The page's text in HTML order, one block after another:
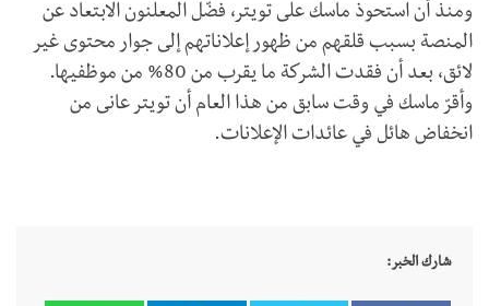
ومنذ أن استحوذ ماسك على تويتر، فضّل المعلنون الابتعاد عن
المنصة بسبب قلقهم من ظهور إعلاناتهم إلى جوار محتوى غير
لائق، بعد أن فقدت الشركة ما يقرب من 80% من موظفيها.
وأقرّ ماسك في وقت سابق من هذا العام أن تويتر عانى من
انخفاض هائل في عائدات الإعلانات.
شارك الخبر: